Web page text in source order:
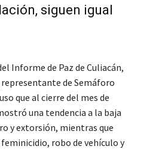
siguen igual
Informe de Paz de Culiacán,
de Semáforo
que al cierre del mes de
una tendencia a la baja
y extorsión, mientras que
robo de vehículo y